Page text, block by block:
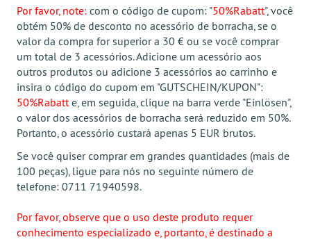
Por favor, note: com o código de cupom: "50%Rabatt", você
obtém 50% de desconto no acessório de borracha, se o
valor da compra for superior a 30 € ou se você comprar
um total de 3 acessórios. Adicione um acessório aos
outros produtos ou adicione 3 acessórios ao carrinho e
insira o código do cupom em "GUTSCHEIN/KUPON":
50%Rabatte, em seguida, clique na barra verde "Einlösen",
o valor dos acessórios de borracha será reduzido em 50%.
Portanto, o acessório custará apenas 5 EUR brutos.
Se você quiser comprar em grandes quantidades (mais de
100 peças), ligue para nós no seguinte número de
telefone: 0711 71940598.
Por favor, observe que o uso deste produto requer
conhecimento especializado e, portanto, é destinado a